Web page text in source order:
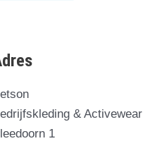
& Activewear
1